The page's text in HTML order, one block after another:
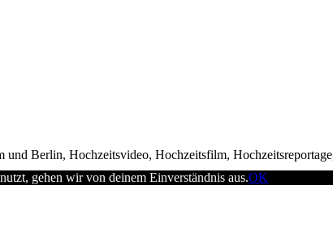
und Berlin, Hochzeitsvideo, Hochzeitsfilm,
gehen wir von deinem Einverständnis aus.OK